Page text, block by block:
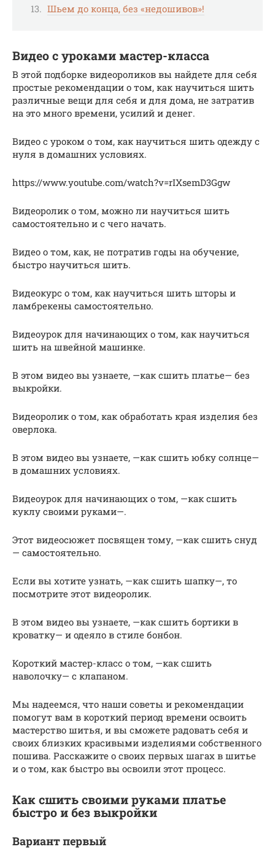
Шьем до конца, без «недошивов»!
Видео с уроками мастер-класса
В этой подборке видеороликов вы найдете для себя
простые рекомендации о том, как научиться шить
различные вещи для себя и для дома, не затратив
на это много времени, усилий и денег.
Видео с уроком о том, как научиться шить одежду с
нуля в домашних условиях.
https://www.youtube.com/watch?v=rIXsemD3Ggw
Видеоролик о том, можно ли научиться шить
самостоятельно и с чего начать.
Видео о том, как, не потратив годы на обучение,
быстро научиться шить.
Видеокурс о том, как научиться шить шторы и
ламбрекены самостоятельно.
Видеоурок для начинающих о том, как научиться
шить на швейной машинке.
В этом видео вы узнаете, —как сшить платье— без
выкройки.
Видеоролик о том, как обработать края изделия без
оверлока.
В этом видео вы узнаете, —как сшить юбку солнце—
в домашних условиях.
Видеоурок для начинающих о том, —как сшить
куклу своими руками—.
Этот видеосюжет посвящен тому, —как сшить снуд
— самостоятельно.
Если вы хотите узнать, —как сшить шапку—, то
посмотрите этот видеоролик.
В этом видео вы узнаете, —как сшить бортики в
кроватку— и одеяло в стиле бонбон.
Короткий мастер-класс о том, —как сшить
наволочку— с клапаном.
Мы надеемся, что наши советы и рекомендации
помогут вам в короткий период времени освоить
мастерство шитья, и вы сможете радовать себя и
своих близких красивыми изделиями собственного
пошива. Расскажите о своих первых шагах в шитье
и о том, как быстро вы освоили этот процесс.
Как сшить своими руками платье
быстро и без выкройки
Вариант первый